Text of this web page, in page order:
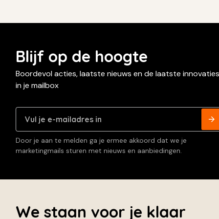
Blijf op de hoogte
Boordevol acties, laatste nieuws en de laatste innovaties
in je mailbox
Door je aan te melden ga je ermee akkoord dat we je
marketingmails sturen met nieuws en aanbiedingen.
We staan voor je klaar